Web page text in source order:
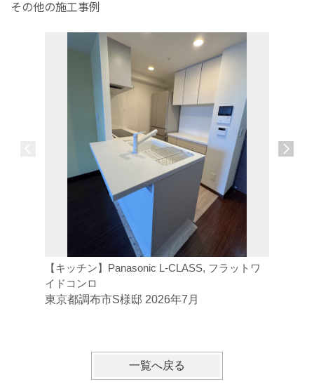
その他の施工事例
【キッチン】Panasonic L-CLASS, フラットワ
イドコンロ
東京都調布市S様邸 2026年7月
一覧へ戻る